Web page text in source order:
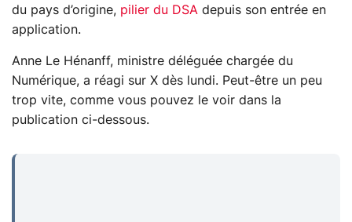
du pays d’origine, pilier du DSA depuis son entrée en
application.
Anne Le Hénanff, ministre déléguée chargée du
Numérique, a réagi sur X dès lundi. Peut-être un peu
trop vite, comme vous pouvez le voir dans la
publication ci-dessous.